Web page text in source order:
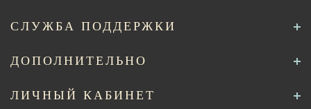
СЛУЖБА ПОДДЕРЖКИ
ДОПОЛНИТЕЛЬНО
ЛИЧНЫЙ КАБИНЕТ